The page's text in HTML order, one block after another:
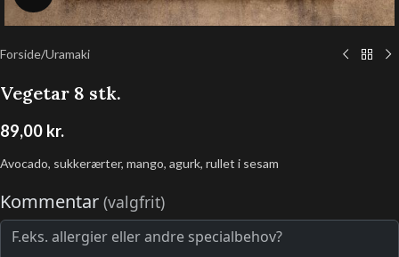
Forside/Uramaki
Vegetar 8 stk.
89,00 kr.
Avocado, sukkerærter, mango, agurk, rullet i sesam